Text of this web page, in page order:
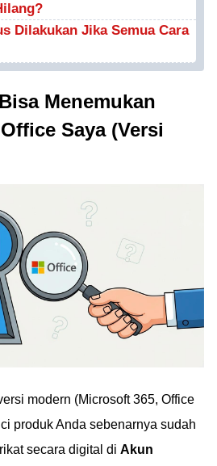
Dilakukan Jika Semua Cara
Menemukan
Saya (Versi
modern (Microsoft 365, Office
produk Anda sebenarnya sudah
secara digital di Akun